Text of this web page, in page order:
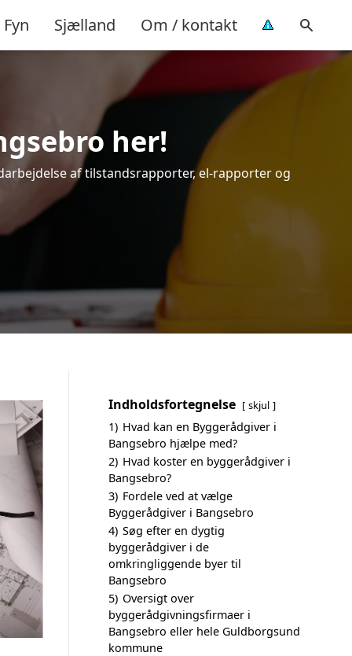
Fyn Sjælland Om / kontakt
her!
af tilstandsrapporter, el-rapporter og
Indholdsfortegnelse skjul
1) Hvad kan en Byggerådgiver i
Bangsebro hjælpe med?
2) Hvad koster en byggerådgiver i
Bangsebro?
3) Fordele ved at vælge
Byggerådgiver i Bangsebro
4) Søg efter en dygtig
byggerådgiver i de
omkringliggende byer til
Bangsebro
5) Oversigt over
byggerådgivningsfirmaer i
Bangsebro eller hele Guldborgsund
kommune